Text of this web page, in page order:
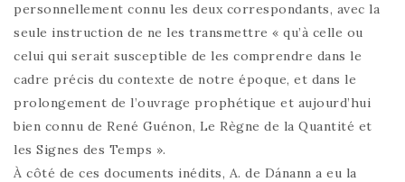
personnellement connu les deux correspondants, avec la
seule instruction de ne les transmettre « qu’à celle ou
celui qui serait susceptible de les comprendre dans le
cadre précis du contexte de notre époque, et dans le
prolongement de l’ouvrage prophétique et aujourd’hui
bien connu de René Guénon, Le Règne de la Quantité et
les Signes des Temps ».
À côté de ces documents inédits, A. de Dánann a eu la